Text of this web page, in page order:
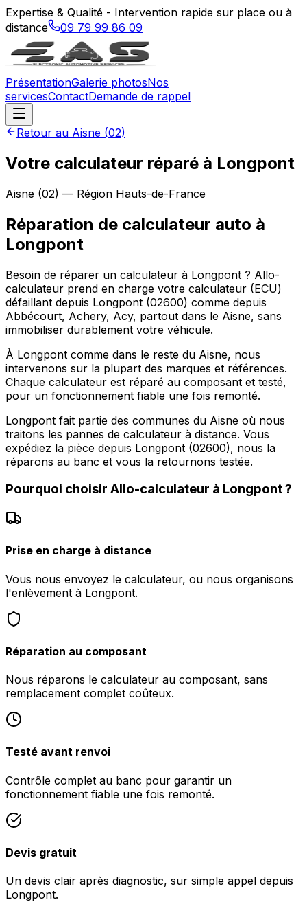
Expertise & Qualité - Intervention rapide sur place ou à
distance
09 79 99 86 09
PrésentationGalerie photosNos
servicesContactDemande de rappel
Retour au Aisne (02)
Votre calculateur réparé à Longpont
Aisne (02) — Région Hauts-de-France
Réparation de calculateur auto à
Longpont
Besoin de réparer un calculateur à Longpont ? Allo-
calculateur prend en charge votre calculateur (ECU)
défaillant depuis Longpont (02600) comme depuis
Abbécourt, Achery, Acy, partout dans le Aisne, sans
immobiliser durablement votre véhicule.
À Longpont comme dans le reste du Aisne, nous
intervenons sur la plupart des marques et références.
Chaque calculateur est réparé au composant et testé,
pour un fonctionnement fiable une fois remonté.
Longpont fait partie des communes du Aisne où nous
traitons les pannes de calculateur à distance. Vous
expédiez la pièce depuis Longpont (02600), nous la
réparons au banc et vous la retournons testée.
Pourquoi choisir Allo-calculateur à Longpont?
Prise en charge à distance
Vous nous envoyez le calculateur, ou nous organisons
l'enlèvement à Longpont.
Réparation au composant
Nous réparons le calculateur au composant, sans
remplacement complet coûteux.
Testé avant renvoi
Contrôle complet au banc pour garantir un
fonctionnement fiable une fois remonté.
Devis gratuit
Un devis clair après diagnostic, sur simple appel depuis
Longpont.